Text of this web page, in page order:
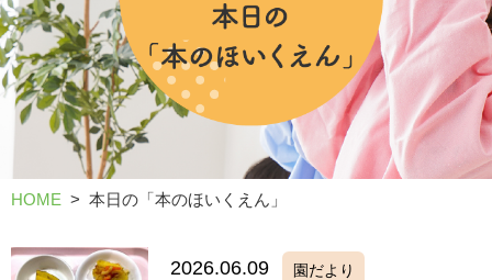
HOME 本日の「本のほいくえん」
2026.06.09 園だより